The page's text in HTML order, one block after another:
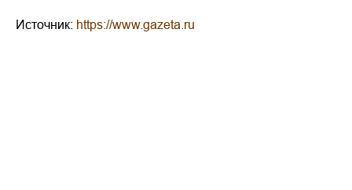
Источник: https://www.gazeta.ru